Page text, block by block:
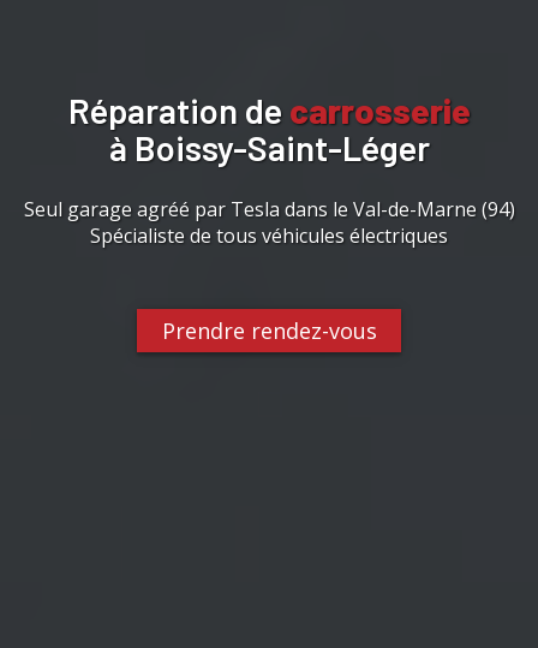
Réparation de carrosserie
à Boissy-Saint-Léger
Seul garage agréé par Tesla dans le Val-de-Marne (94)
Spécialiste de tous véhicules électriques
Prendre rendez-vous